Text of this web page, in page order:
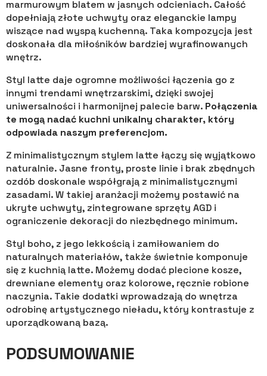
marmurowym blatem w jasnych odcieniach. Całość
dopełniają złote uchwyty oraz eleganckie lampy
wiszące nad wyspą kuchenną. Taka kompozycja jest
doskonała dla miłośników bardziej wyrafinowanych
wnętrz.
Styl latte daje ogromne możliwości łączenia go z
innymi trendami wnętrzarskimi, dzięki swojej
uniwersalności i harmonijnej palecie barw. Połączenia
te mogą nadać kuchni unikalny charakter, który
odpowiada naszym preferencjom.
Z minimalistycznym stylem latte łączy się wyjątkowo
naturalnie. Jasne fronty, proste linie i brak zbędnych
ozdób doskonale współgrają z minimalistycznymi
zasadami. W takiej aranżacji możemy postawić na
ukryte uchwyty, zintegrowane sprzęty AGD i
ograniczenie dekoracji do niezbędnego minimum.
Styl boho, z jego lekkością i zamiłowaniem do
naturalnych materiałów, także świetnie komponuje
się z kuchnią latte. Możemy dodać plecione kosze,
drewniane elementy oraz kolorowe, ręcznie robione
naczynia. Takie dodatki wprowadzają do wnętrza
odrobinę artystycznego nieładu, który kontrastuje z
uporządkowaną bazą.
PODSUMOWANIE